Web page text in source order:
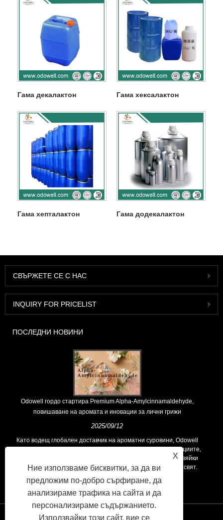
Гама декалактон Гама хексалактон
Гама хепталактон Гама додекалактон
СВЪРЖЕТЕ СЕ С НАС
INQUIRY FOR PRICELIST
ПОСЛЕДНИ НОВИНИ
Odowell гордо стартира Premium Alpha-Amylcinnamaldehyde,
повишаване на аромата и иновации за лични грижи
2025/09/12
Като водещ глобален доставчик на ароматни суровини, Odowell
поддържа основна философия на „ориентирана към иновациите,
фокусирани върху качеството“, последователно предоставяйки
превъзходни решения за аромати на клиентите по целия свят.
X
Ние използваме бисквитки, за да ви
предложим по-добро сърфиране, да
анализираме трафика на сайта и да
персонализираме съдържанието.
Използвайки този сайт, вие се